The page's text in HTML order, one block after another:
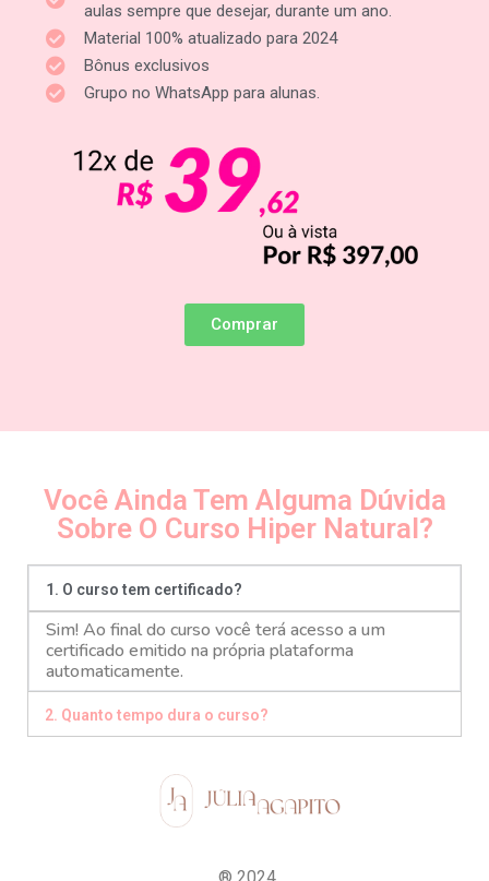
aulas sempre que desejar, durante um ano.
Material 100% atualizado para 2024
Bônus exclusivos
Grupo no WhatsApp para alunas.
Comprar
Você Ainda Tem Alguma Dúvida
Sobre O Curso Hiper Natural?
1. O curso tem certificado?
Sim! Ao final do curso você terá acesso a um
certificado emitido na própria plataforma
automaticamente.
2. Quanto tempo dura o curso?